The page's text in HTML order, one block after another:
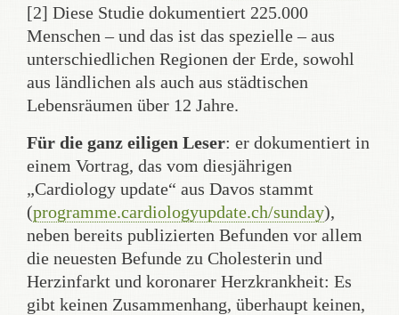
[2] Diese Studie dokumentiert 225.000
Menschen – und das ist das spezielle – aus
unterschiedlichen Regionen der Erde, sowohl
aus ländlichen als auch aus städtischen
Lebensräumen über 12 Jahre.
Für die ganz eiligen Leser: er dokumentiert in
einem Vortrag, das vom diesjährigen
„Cardiology update“ aus Davos stammt
(programme.cardiologyupdate.ch/sunday),
neben bereits publizierten Befunden vor allem
die neuesten Befunde zu Cholesterin und
Herzinfarkt und koronarer Herzkrankheit: Es
gibt keinen Zusammenhang, überhaupt keinen,